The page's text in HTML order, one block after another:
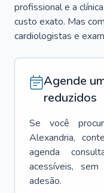
profissional e a
custo exato. Mas
cardiologistas e
Agende
reduzidos
Se você
Alexandria,
agenda
acessíveis,
adesão.